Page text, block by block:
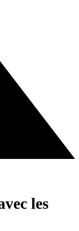
les